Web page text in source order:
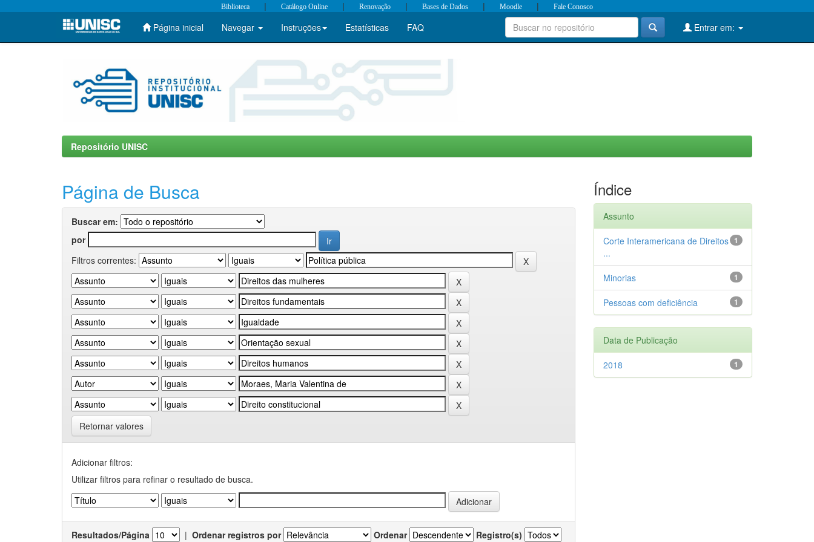
Skip
Biblioteca | Catálogo Online | Renovação | Bases de Dados | Moodle | Fale Conosco
Página inicial Navegar Instruções Estatísticas FAQ Entrar em:
Repositório UNISC
Página de Busca
Buscar em:
por
Filtros correntes:
Retornar valores
Adicionar filtros:
Utilizar filtros para refinar o resultado de busca.
Resultados/Página | Ordenar registros por Ordenar Registro(s)
Índice
Assunto
1
Corte Interamericana de Direitos
...
1
Minorias
1
Pessoas com deficiência
Data de Publicação
1
2018